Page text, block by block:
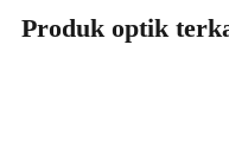
Produk optik